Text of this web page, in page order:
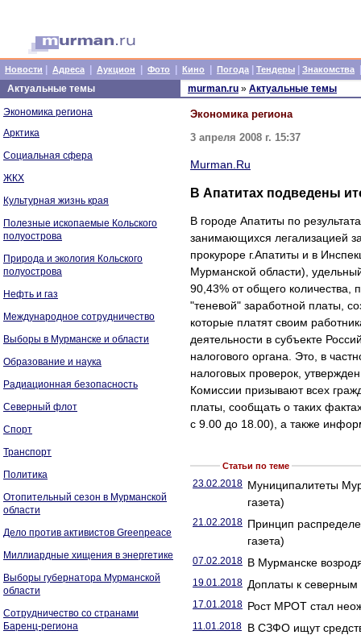
Новости Адреса Аукцион Фото Кино Погода Тендеры Знакомства
Актуальные темы
Экономика региона
Арктика
Социальная сфера
ЖКХ
Культурная жизнь края
Полезные ископаемые Кольского
полуострова
Природа и экология Кольского
полуострова
Нефть и газ
Международное сотрудничество
Выборы в Мурманске и области
Образование и наука
Радиационная безопасность
Северный флот
Спорт
Транспорт
Политика
Отопительный сезон в Мурманской
области
Дело против активистов Greenpeace
Миллиардные хищения в энергетике
Выборы губернатора Мурманской
области
Сотрудничество со странами
Баренц-региона
murman.ru » Актуальные темы
Экономика региона
3 апреля 2008 г. 15:37
Murman.Ru
В Апатитах подведены
В городе Апатиты по
занимающихся легализацией
прокуроре г.Апатиты и в
Мурманской области),
90,43% от общего количества,
"теневой" заработной платы,
которые платят своим
деятельности в субъекте
налогового органа. Это, в
налоговых проверок,
Комиссии призывают всех
платы, сообщать о таких
с 9.00 до 18.00), а также
Статьи по теме
23.02.2018 Муниципалитеты
газета)
21.02.2018 Принцип
газета)
07.02.2018 В Мурманске
19.01.2018 Доплаты к северным
17.01.2018 Рост МРОТ стал
11.01.2018 В СЗФО ищут